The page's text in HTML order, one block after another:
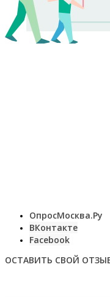
ОпросМосква.Ру
ВКонтакте
Facebook
ОСТАВИТЬ СВОЙ